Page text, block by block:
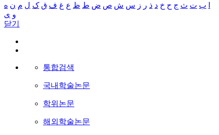
ب ت ث ج ح خ د ذ ر ز س ش ص ض ط ظ ع غ ف ق ک ل م ن ه
و ی
닫기
통합검색
국내학술논문
학위논문
해외학술논문